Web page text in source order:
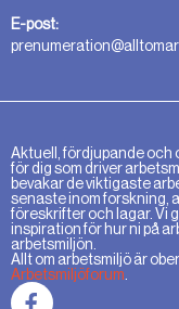
E-post:
Aktuell, fördjupande och
för dig som driver
bevakar de viktigaste
senaste inom forskning,
föreskrifter och lagar. Vi
inspiration för hur ni på
arbetsmiljön.
Allt om arbetsmiljö är
Arbetsmiljöforum